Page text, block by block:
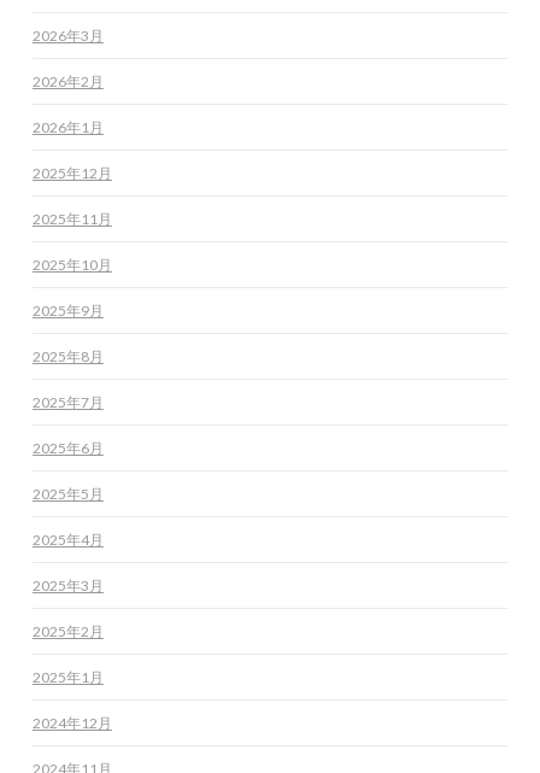
2026年3月
2026年2月
2026年1月
2025年12月
2025年11月
2025年10月
2025年9月
2025年8月
2025年7月
2025年6月
2025年5月
2025年4月
2025年3月
2025年2月
2025年1月
2024年12月
2024年11月